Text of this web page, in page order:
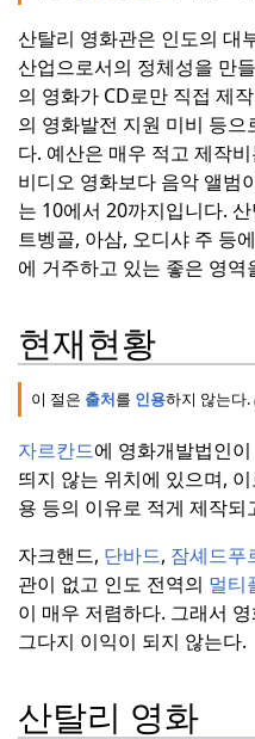
산탈리 영화관은 인도의 대
산업으로서의 정체성을 만
의 영화가 CD로만 직접 제
의 영화발전 지원 미비 등
다. 예산은 매우 적고 제작
비디오 영화보다 음악 앨범
는 10에서 20까지입니다.
트벵골, 아삼, 오디샤 주 등
에 거주하고 있는 좋은 영역
현재현황
이 절은 출처를 인용하지 않는다.
자르칸드에 영화개발법인
띄지 않는 위치에 있으며,
용 등의 이유로 적게 제작
자크핸드, 단바드, 잠셰드푸
관이 없고 인도 전역의 멀티
이 매우 저렴하다. 그래서
그다지 이익이 되지 않는다.
산탈리 영화